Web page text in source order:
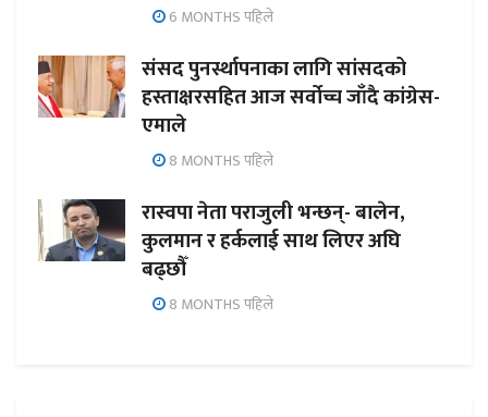
6 MONTHS पहिले
संसद पुनर्स्थापनाका लागि सांसदको
हस्ताक्षरसहित आज सर्वोच्च जाँदै कांग्रेस-
एमाले
8 MONTHS पहिले
रास्वपा नेता पराजुली भन्छन्- बालेन,
कुलमान र हर्कलाई साथ लिएर अघि
बढ्छौँ
8 MONTHS पहिले